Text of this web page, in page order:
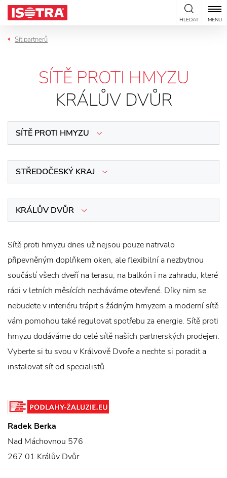
Přeskočit na obsah
HLEDAT MENU
Síť partnerů
SÍTĚ PROTI HMYZU
KRÁLŮV DVŮR
SÍTĚ PROTI HMYZU
STŘEDOČESKÝ KRAJ
KRÁLŮV DVŮR
Sítě proti hmyzu dnes už nejsou pouze natrvalo
připevněným doplňkem oken, ale flexibilní a nezbytnou
součástí všech dveří na terasu, na balkón i na zahradu, které
rádi v letních měsících necháváme otevřené. Díky nim se
nebudete v interiéru trápit s žádným hmyzem a moderní sítě
vám pomohou také regulovat spotřebu za energie. Sítě proti
hmyzu dodáváme do celé sítě našich partnerských prodejen.
Vyberte si tu svou v Králvově Dvoře a nechte si poradit a
instalovat síť od specialistů.
Radek Berka
Nad Máchovnou 576
267 01 Králův Dvůr